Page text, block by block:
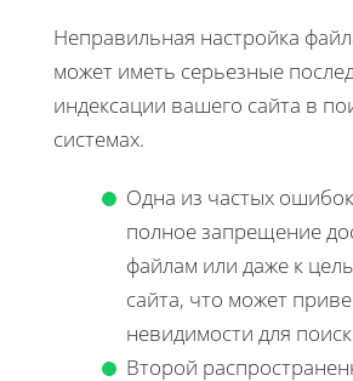
Неправильная настройка
может иметь серьезные
индексации вашего сайта в
системах.
Одна из частых
полное запрещение
файлам или даже к
сайта, что может
невидимости для
Второй